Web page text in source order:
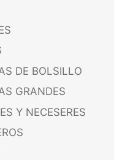
DE BOLSILLO
GRANDES
Y NECESERES